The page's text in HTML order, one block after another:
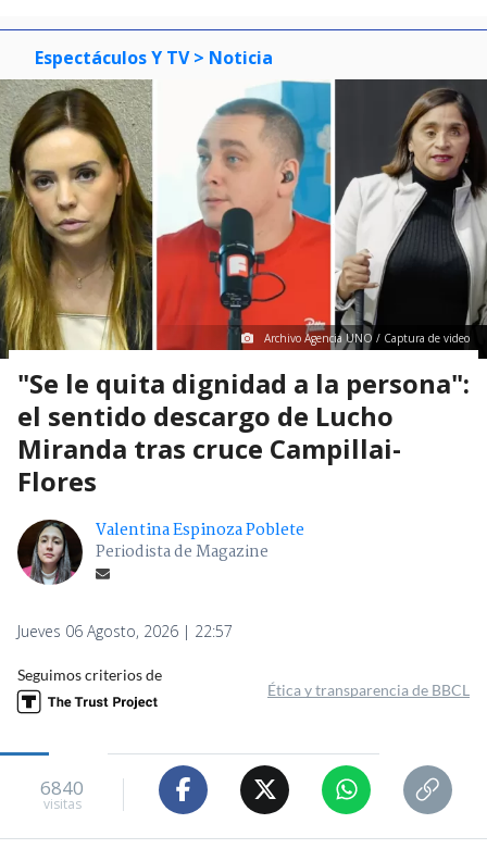
Espectáculos Y TV > Noticia
Archivo Agencia UNO / Captura de video
"Se le quita dignidad a la persona":
el sentido descargo de Lucho
Miranda tras cruce Campillai-
Flores
Valentina Espinoza Poblete
Periodista de Magazine
Jueves 06 Agosto, 2026 | 22:57
Seguimos criterios de
Ética y transparencia de BBCL
6840
visitas